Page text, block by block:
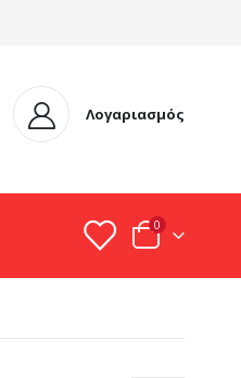
Λογαριασμός
0